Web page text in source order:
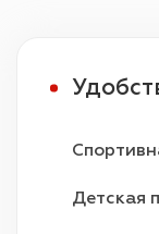
Детская